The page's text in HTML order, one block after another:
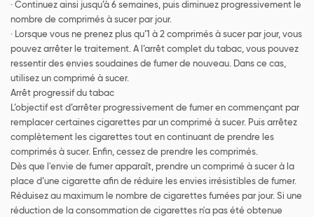
· Continuez ainsi jusqu’à 6 semaines, puis diminuez progressivement le
nombre de comprimés à sucer par jour.
· Lorsque vous ne prenez plus qu’1 à 2 comprimés à sucer par jour, vous
pouvez arrêter le traitement. A l’arrêt complet du tabac, vous pouvez
ressentir des envies soudaines de fumer de nouveau. Dans ce cas,
utilisez un comprimé à sucer.
Arrêt progressif du tabac
L’objectif est d’arrêter progressivement de fumer en commençant par
remplacer certaines cigarettes par un comprimé à sucer. Puis arrêtez
complètement les cigarettes tout en continuant de prendre les
comprimés à sucer. Enfin, cessez de prendre les comprimés.
Dès que l'envie de fumer apparaît, prendre un comprimé à sucer à la
place d’une cigarette afin de réduire les envies irrésistibles de fumer.
Réduisez au maximum le nombre de cigarettes fumées par jour. Si une
réduction de la consommation de cigarettes n'a pas été obtenue